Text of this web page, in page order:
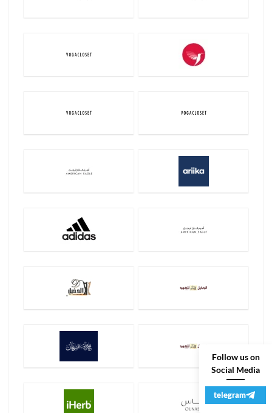
Follow us on
Social Media
telegram